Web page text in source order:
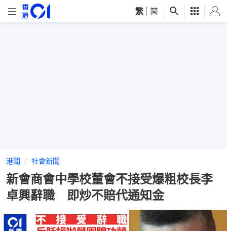
繁 简
港聞 社會新聞
新會商會中學校董會不接受爆粗校長李
卓興辭職 即炒不賠代通知金